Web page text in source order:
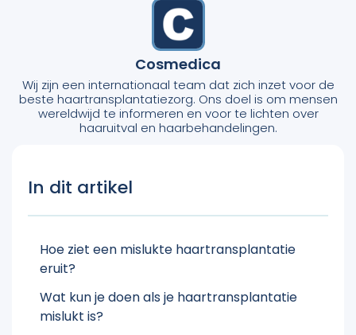
Cosmedica
Wij zijn een internationaal team dat zich inzet voor de
beste haartransplantatiezorg. Ons doel is om mensen
wereldwijd te informeren en voor te lichten over
haaruitval en haarbehandelingen.
In dit artikel
Hoe ziet een mislukte haartransplantatie
eruit?
Wat kun je doen als je haartransplantatie
mislukt is?